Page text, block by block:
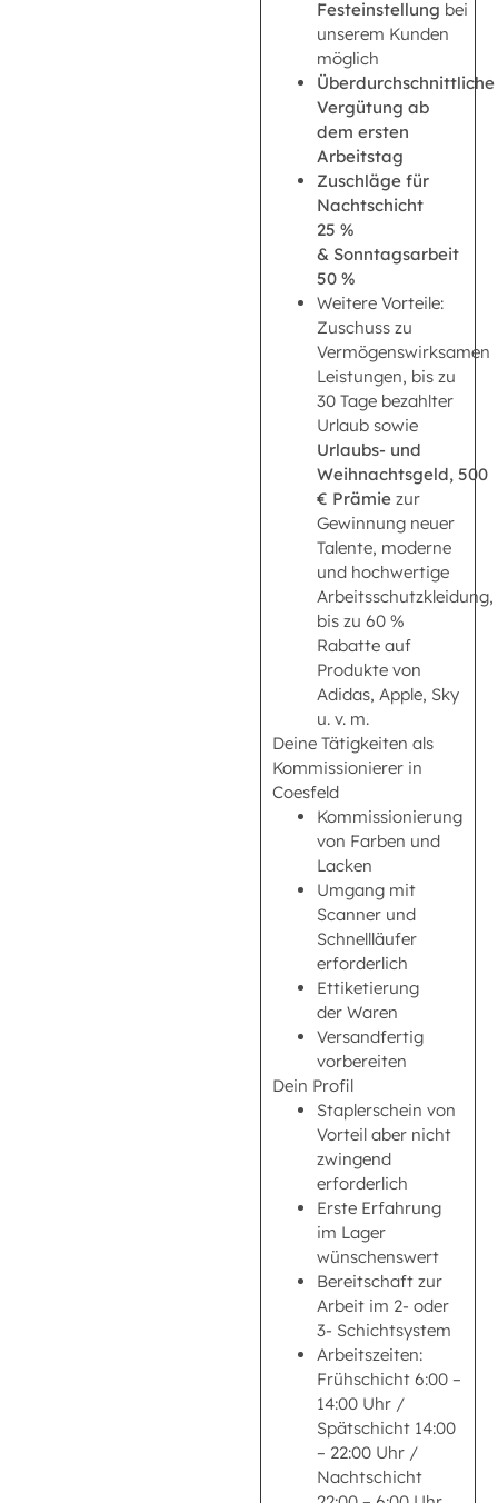
Festeinstellung bei
unserem Kunden
möglich
Überdurchschnittliche
Vergütung ab
dem ersten
Arbeitstag
Zuschläge für
Nachtschicht
25 %
& Sonntagsarbeit
50 %
Weitere Vorteile:
Zuschuss zu
Vermögenswirksamen
Leistungen, bis zu
30 Tage bezahlter
Urlaub sowie
Urlaubs- und
Weihnachtsgeld, 500
€ Prämie zur
Gewinnung neuer
Talente, moderne
und hochwertige
Arbeitsschutzkleidung,
bis zu 60 %
Rabatte auf
Produkte von
Adidas, Apple, Sky
u. v. m.
Deine Tätigkeiten als
Kommissionierer in
Coesfeld
Kommissionierung
von Farben und
Lacken
Umgang mit
Scanner und
Schnellläufer
erforderlich
Ettiketierung
der Waren
Versandfertig
vorbereiten
Dein Profil
Staplerschein von
Vorteil aber nicht
zwingend
erforderlich
Erste Erfahrung
im Lager
wünschenswert
Bereitschaft zur
Arbeit im 2- oder
3- Schichtsystem
Arbeitszeiten:
Frühschicht 6:00 –
14:00 Uhr /
Spätschicht 14:00
– 22:00 Uhr /
Nachtschicht